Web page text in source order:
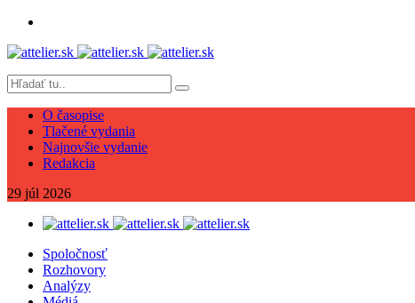
O časopise
Tlačené vydania
Najnovšie vydanie
Redakcia
29 júl 2026
Spoločnosť
Rozhovory
Analýzy